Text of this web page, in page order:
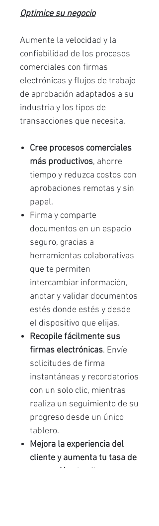
Optimice su negocio
Aumente la velocidad y la
confiabilidad de los procesos
comerciales con firmas
electrónicas y flujos de trabajo
de aprobación adaptados a su
industria y los tipos de
transacciones que necesita.
Cree procesos comerciales
más productivos, ahorre
tiempo y reduzca costos con
aprobaciones remotas y sin
papel.
Firma y comparte
documentos en un espacio
seguro, gracias a
herramientas colaborativas
que te permiten
intercambiar información,
anotar y validar documentos
estés donde estés y desde
el dispositivo que elijas.
Recopile fácilmente sus
firmas electrónicas. Envíe
solicitudes de firma
instantáneas y recordatorios
con un solo clic, mientras
realiza un seguimiento de su
progreso desde un único
tablero.
Mejora la experiencia del
cliente y aumenta tu tasa de
conversión
: las firmas